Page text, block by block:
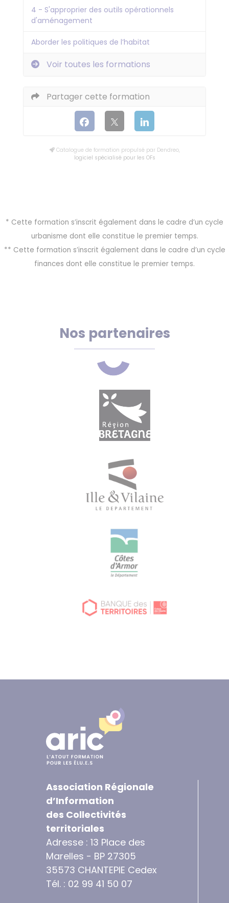
4 - S'approprier des outils opérationnels
d'aménagement
Aborder les politiques de l’habitat
Voir toutes les formations
Partager cette formation
Catalogue de formation propulsé par Dendreo,
logiciel spécialisé pour les OFs
* Cette formation s’inscrit également dans le cadre d’un cycle
urbanisme dont elle constitue le premier temps.
** Cette formation s’inscrit également dans le cadre d’un cycle
finances dont elle constitue le premier temps.
Nos partenaires
Association Régionale
d’Information
des Collectivités
territoriales
Adresse : 13 Place des
Marelles - BP 27305
35573 CHANTEPIE Cedex
Tél. : 02 99 41 50 07